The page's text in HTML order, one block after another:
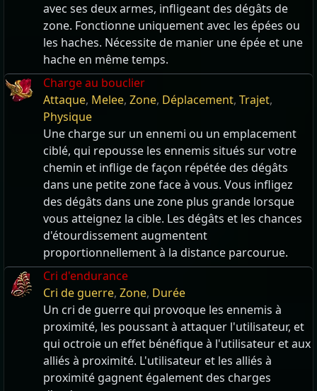
avec ses deux armes, infligeant des dégâts de
zone. Fonctionne uniquement avec les épées ou
les haches. Nécessite de manier une épée et une
hache en même temps.
Charge au bouclier
Attaque, Melee, Zone, Déplacement, Trajet,
Physique
Une charge sur un ennemi ou un emplacement
ciblé, qui repousse les ennemis situés sur votre
chemin et inflige de façon répétée des dégâts
dans une petite zone face à vous. Vous infligez
des dégâts dans une zone plus grande lorsque
vous atteignez la cible. Les dégâts et les chances
d'étourdissement augmentent
proportionnellement à la distance parcourue.
Cri d'endurance
Cri de guerre, Zone, Durée
Un cri de guerre qui provoque les ennemis à
proximité, les poussant à attaquer l'utilisateur, et
qui octroie un effet bénéfique à l'utilisateur et aux
alliés à proximité. L'utilisateur et les alliés à
proximité gagnent également des charges